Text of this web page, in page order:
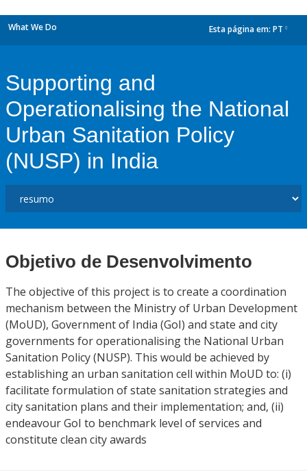
What We Do Esta página em: PT
Supporting and
Operationalising the National
Urban Sanitation Policy
(NUSP) in India
Objetivo de Desenvolvimento
The objective of this project is to create a coordination
mechanism between the Ministry of Urban Development
(MoUD), Government of India (GoI) and state and city
governments for operationalising the National Urban
Sanitation Policy (NUSP). This would be achieved by
establishing an urban sanitation cell within MoUD to: (i)
facilitate formulation of state sanitation strategies and
city sanitation plans and their implementation; and, (ii)
endeavour GoI to benchmark level of services and
constitute clean city awards